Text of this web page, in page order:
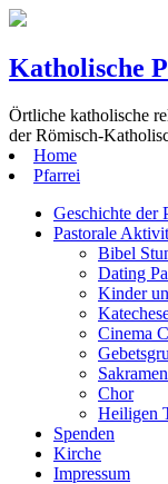
Katholische
Örtliche katholische
der Römisch-
Home
Pfarrei
Geschichte der
Pastorale
Bibel
Dating
Kinder
Cinema
Chor
Heiligen
Spenden
Kirche
Impressum